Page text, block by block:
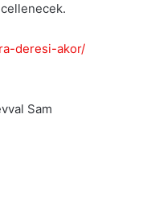
deresi-akor/
Sam